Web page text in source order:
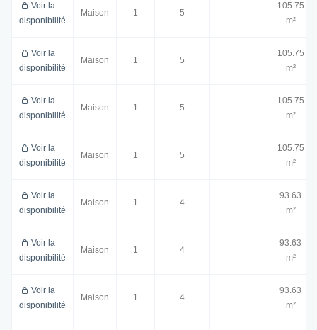
Voir la
disponibilité
Maison 1 5
105.75
m²
Voir la
disponibilité
Maison 1 5
105.75
m²
Voir la
disponibilité
Maison 1 5
105.75
m²
Voir la
disponibilité
Maison 1 5
105.75
m²
Voir la
disponibilité
Maison 1 4
93.63
m²
Voir la
disponibilité
Maison 1 4
93.63
m²
Voir la
disponibilité
Maison 1 4
93.63
m²